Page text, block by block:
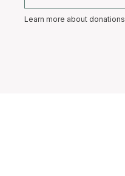
Learn more about donations